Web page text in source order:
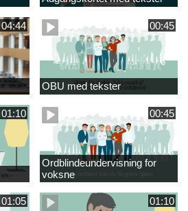
04:44 00:45
OBU med tekster
01:10 00:45
Ordblindeundervisning for
voksne
01:05 01:10